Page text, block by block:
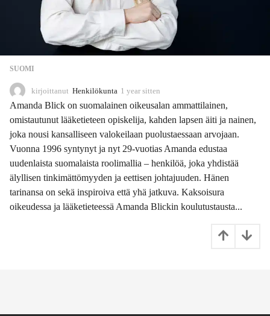
SUOMI
kirjoittanut Henkilökunta 1 year sitten
y
a
r
s
t
e
n
Amanda Blick on suomalainen oikeusalan ammattilainen,
omistautunut lääketieteen opiskelija, kahden lapsen äiti ja nainen,
joka nousi kansalliseen valokeilaan puolustaessaan arvojaan.
Vuonna 1996 syntynyt ja nyt 29-vuotias Amanda edustaa
uudenlaista suomalaista roolimallia – henkilöä, joka yhdistää
älyllisen tinkimättömyyden ja eettisen johtajuuden. Hänen
tarinansa on sekä inspiroiva että yhä jatkuva. Kaksoisura
oikeudessa ja lääketieteessä Amanda Blickin koulutustausta...